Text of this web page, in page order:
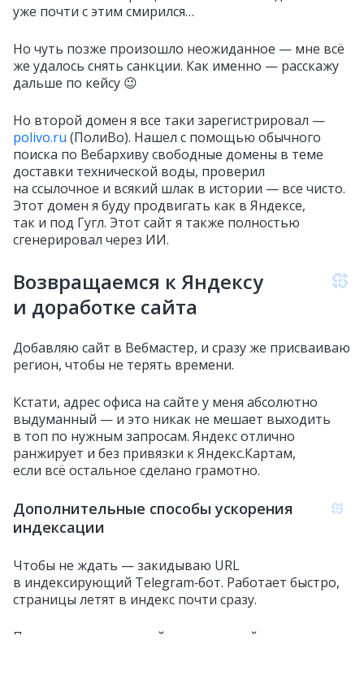
уже почти с этим смирился…
Но чуть позже произошло неожиданное — мне всё
же удалось снять санкции. Как именно — расскажу
дальше по кейсу 😉
Но второй домен я все таки зарегистрировал —
polivo.ru (ПолиВо). Нашел с помощью обычного
поиска по Вебархиву свободные домены в теме
доставки технической воды, проверил
на ссылочное и всякий шлак в истории — все чисто.
Этот домен я буду продвигать как в Яндексе,
так и под Гугл. Этот сайт я также полностью
сгенерировал через ИИ.
Возвращаемся к Яндексу
и доработке сайта
Добавляю сайт в Вебмастер, и сразу же присваиваю
регион, чтобы не терять времени.
Кстати, адрес офиса на сайте у меня абсолютно
выдуманный — и это никак не мешает выходить
в топ по нужным запросам. Яндекс отлично
ранжирует и без привязки к Яндекс.Картам,
если всё остальное сделано грамотно.
Дополнительные способы ускорения
индексации
Чтобы не ждать — закидываю URL
в индексирующий Telegram‑бот. Работает быстро,
страницы летят в индекс почти сразу.
Плюс к этому — старый проверенный метод: